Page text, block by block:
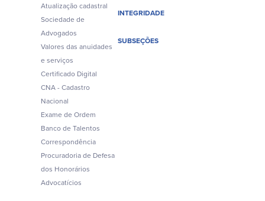
Atualização cadastral
Sociedade de
Advogados
Valores das anuidades
e serviços
Certificado Digital
CNA - Cadastro
Nacional
Exame de Ordem
Banco de Talentos
Correspondência
Procuradoria de Defesa
dos Honorários
Advocatícios
INTEGRIDADE
SUBSEÇÕES